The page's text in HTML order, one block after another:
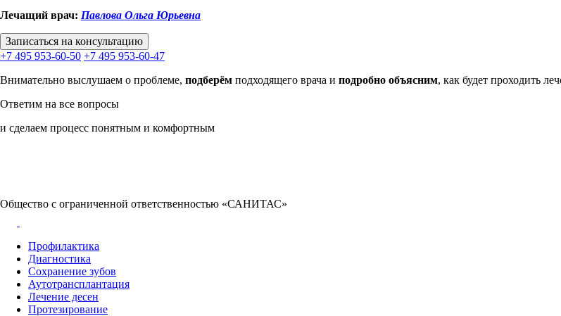
Лечащий врач: Павлова Ольга Юрьевна
Записаться на консультацию
+7 495 953-60-50 +7 495 953-60-47
Внимательно выслушаем о проблеме, подберём подходящего врача и подробно объясним, как будет проходить
Ответим на все вопросы
и сделаем процесс понятным и комфортным
Общество с ограниченной ответственностью «САНИТАС»
Профилактика
Диагностика
Сохранение зубов
Аутотрансплантация
Лечение десен
Протезирование